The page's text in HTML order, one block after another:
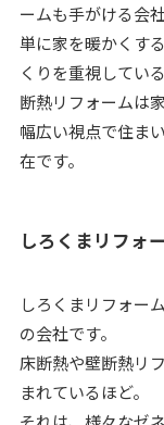
ームも手がける会社
単に家を暖かくす
くりを重視してい
断熱リフォームは
幅広い視点で住ま
在です。
しろくまリフォ
しろくまリフォー
の会社です。
床断熱や壁断熱リ
まれているほど。